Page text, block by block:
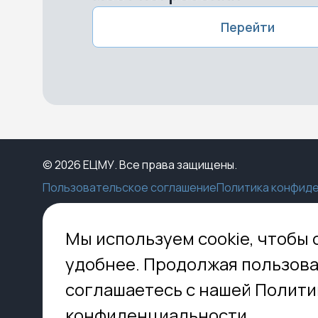
Перейти
© 2026 ЕЦМУ. Все права защищены.
Пользовательское соглашениеПолитика
Каталог Конструктор
Блог
Помощь
Контакты
Пункты выдачи
Оплата
Установка
Гид по кладбищам
8
Мы используем cookie, чтобы
удобнее. Продолжая
соглашаетесь с нашей